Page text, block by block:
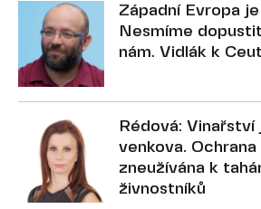
Západní Evropa
Nesmíme
nám. Vidlák k
Rédová: Vinařství
venkova.
zneužívána k
živnostníků